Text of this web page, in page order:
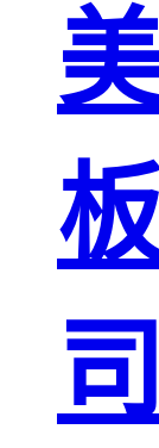
司
踏板
钢格板雨水
篦子
防滑齿形
插接钢格板
玻璃钢格
钢格板安装
夹
复合钢格